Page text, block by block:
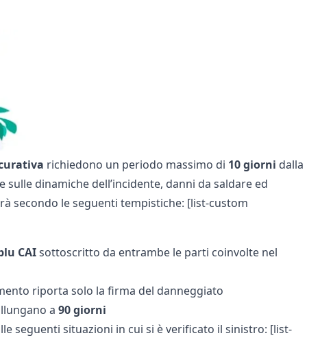
richiedono un periodo massimo di 10 giorni dalla
dinamiche dell’incidente, danni da saldare ed
secondo le seguenti tempistiche: [list-custom
CAIsottoscritto da entrambe le parti coinvolte nel
riporta solo la firma del danneggiato
a 90 giorni
seguenti situazioni in cui si è verificato il sinistro: [list-